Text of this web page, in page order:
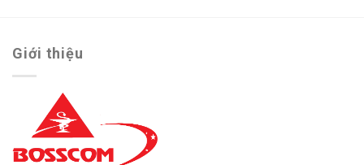
Giới thiệu